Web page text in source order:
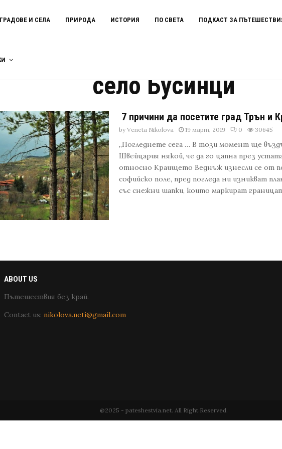
ГРАДОВЕ И СЕЛА ПРИРОДА ИСТОРИЯ ПО СВЕТА ПОДКАСТ ЗА
село Бусинци
7 причини да посетите град Трън и
byVeneta Nikolova 19 март, 2019 0 30645
„Погледнете сега … В този момент ще
Швейцария някой, че да го цапна през
относно Краището Веднъж изнесли се от
софийско поле, пред погледа ни изникват
със снежни шапки, които маркират
ABOUT US
Пътешествия без край.
Contact us: nikolova.neti@gmail.com
@2025 - pateshestvia.net. All Right Reserved.